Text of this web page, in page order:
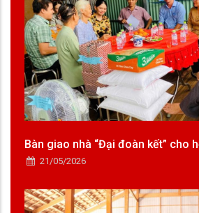
Bàn giao nhà “Đại đoàn kết” cho
21/05/2026